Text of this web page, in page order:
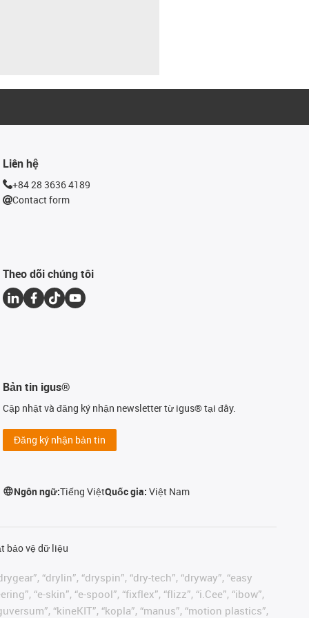
Liên hệ
+84 28 3636 4189
Contact form
Theo dõi chúng tôi
Bản tin igus®
Cập nhật và đăng ký nhận newsletter từ igus® tại đây.
Đăng ký nhận bản tin
Ngôn ngữ:Tiếng ViệtQuốc gia:Việt Nam
bảo vệ dữ liệu
“drylin”, “dryspin”, “dry-tech”, “dryway”, “easy
“e-skin”, “e-spool”, “fixflex”, “flizz”, “i.Cee”, “ibow”,
“kineKIT”, “kopla”, “manus”, “motion plastics”,